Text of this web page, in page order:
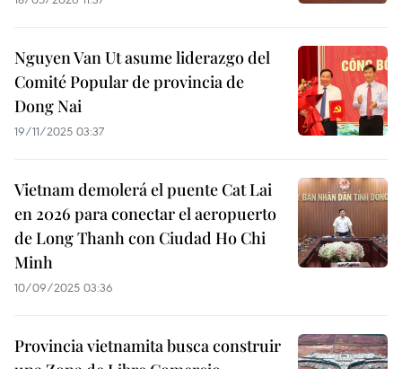
Nguyen Van Ut asume liderazgo del
Comité Popular de provincia de
Dong Nai
19/11/2025 03:37
Vietnam demolerá el puente Cat Lai
en 2026 para conectar el aeropuerto
de Long Thanh con Ciudad Ho Chi
Minh
10/09/2025 03:36
Provincia vietnamita busca construir